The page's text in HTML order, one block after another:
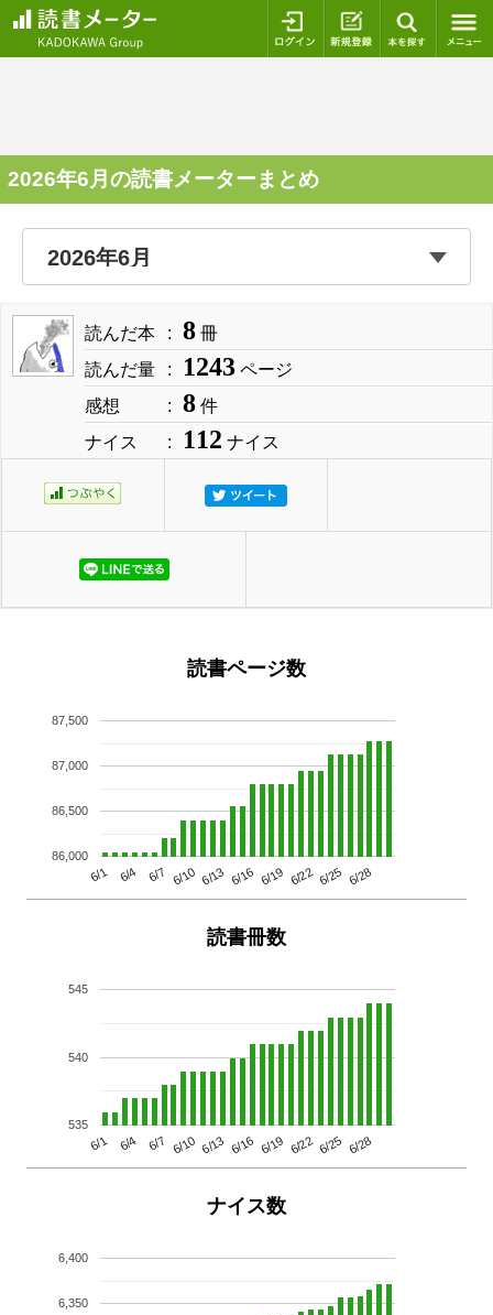
ログイン 新規登録
2026年6月の読書メーターまとめ
読んだ本 8 冊
読んだ量
1243 ページ
感想
8 件
ナイス
112 ナイス
読書ページ数
6/1 6/4 6/7 6/10 6/13 6/16 6/19 6/22 6/25 6/28
86,000
86,500
87,000
87,500
読書冊数
6/1 6/4 6/7 6/10 6/13 6/16 6/19 6/22 6/25 6/28
535
540
545
ナイス数
6,350
6,400